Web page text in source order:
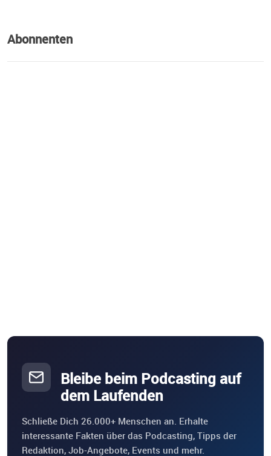
Abonnenten
Bleibe beim Podcasting auf
dem Laufenden
Schließe Dich 26.000+ Menschen an. Erhalte
interessante Fakten über das Podcasting, Tipps der
Redaktion, Job-Angebote, Events und mehr.